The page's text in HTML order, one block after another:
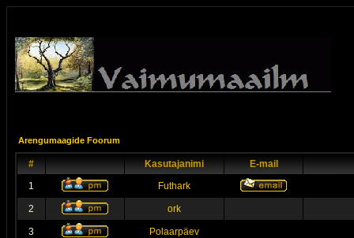
Arengumaagide Foorum
# Kasutajanimi
E-mail
1
Futhark
2 ork
3 Polaarpäev